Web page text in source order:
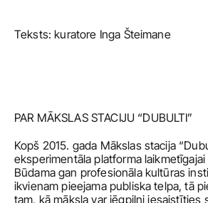
Teksts: kuratore Inga Šteimane
PAR MĀKSLAS STACIJU “DUBULTI”
Kopš 2015. gada Mākslas stacija
eksperimentāla platforma laikmetīgajai
Būdama gan profesionāla kultūras
ikvienam pieejama publiska telpa, tā
tam, kā māksla var jēgpilni iesaistīties